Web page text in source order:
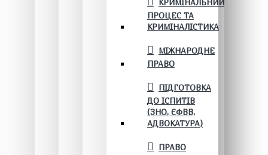
КРИМІНАЛЬНИЙ
ПРОЦЕС ТА
КРИМІНАЛІСТИКА
МІЖНАРОДНЕ
ПРАВО
ПІДГОТОВКА
ДО ІСПИТІВ
(ЗНО, ЄФВВ,
АДВОКАТУРА)
ПРАВО